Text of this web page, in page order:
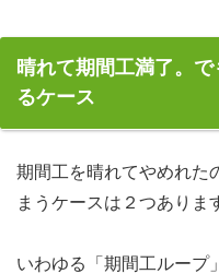
晴れて期間工満了。
るケース
期間工を晴れてやめれた
まうケースは２つありま
いわゆる「期間工ループ